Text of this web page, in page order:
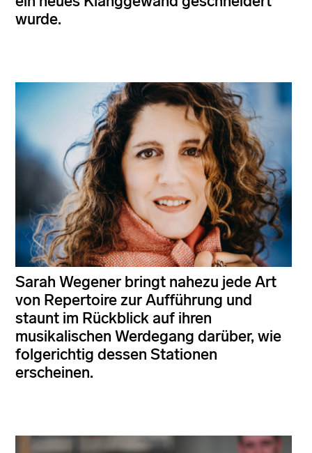
wurde.
Sarah Wegener bringt nahezu jede Art
von Repertoire zur Aufführung und
staunt im Rückblick auf ihren
musikalischen Werdegang darüber, wie
folgerichtig dessen Stationen
erscheinen.